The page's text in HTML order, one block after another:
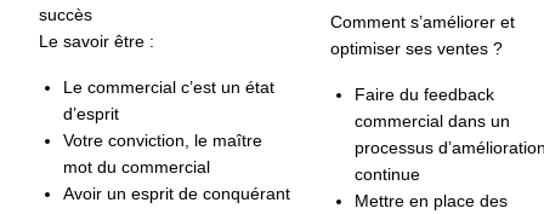
succès
Le savoir être :
Le commercial c’est un état
d’esprit
Votre conviction, le maître
mot du commercial
Avoir un esprit de conquérant
Comment s’améliorer et
optimiser ses ventes ?
Faire du feedback
commercial dans un
processus
continue
Mettre en place des